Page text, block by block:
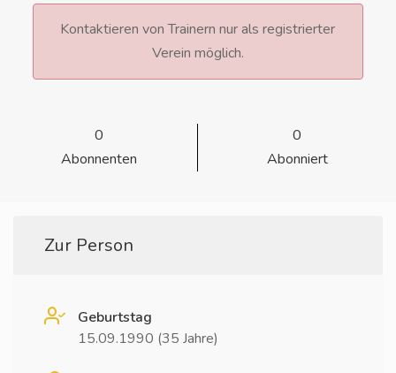
Kontaktieren von Trainern nur als registrierter
Verein möglich.
0
Abonnenten
0
Abonniert
Zur Person
Geburtstag
15.09.1990 (35 Jahre)